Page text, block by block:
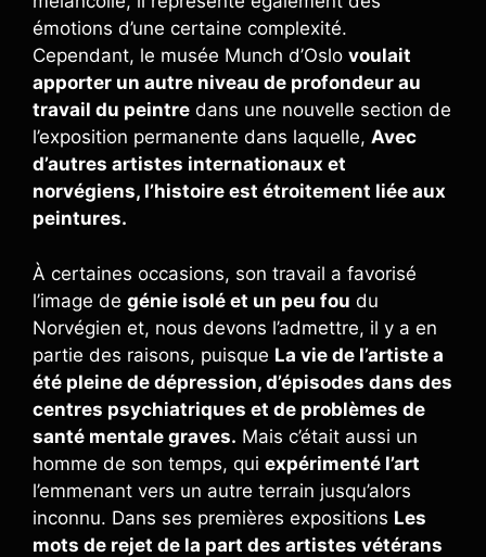
émotions d’une certaine complexité.
Cependant, le musée Munch d’Oslo voulait
apporter un autre niveau de profondeur au
travail du peintre dans une nouvelle section de
l’exposition permanente dans laquelle, Avec
d’autres artistes internationaux et
norvégiens, l’histoire est étroitement liée aux
peintures.
À certaines occasions, son travail a favorisé
l’image de génie isolé et un peu fou du
Norvégien et, nous devons l’admettre, il y a en
partie des raisons, puisque La vie de l’artiste a
été pleine de dépression, d’épisodes dans des
centres psychiatriques et de problèmes de
santé mentale graves. Mais c’était aussi un
homme de son temps, qui expérimenté l’art
l’emmenant vers un autre terrain jusqu’alors
inconnu. Dans ses premières expositions Les
mots de rejet de la part des artistes vétérans